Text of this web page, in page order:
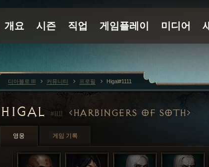
HIGAL #1111 HARBINGERS OF SOTH
영웅 게임 기록
디아블로 III 커뮤니티 프로필 Higal#1111